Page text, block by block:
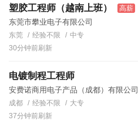
塑胶工程师（越南上班） 高薪
东莞市攀业电子有限公司
东莞 经验不限
中专
30分钟前刷新
电镀制程工程师
安费诺商用电子产品（成都）有限公司
成都 经验不限
大专
37分钟前刷新